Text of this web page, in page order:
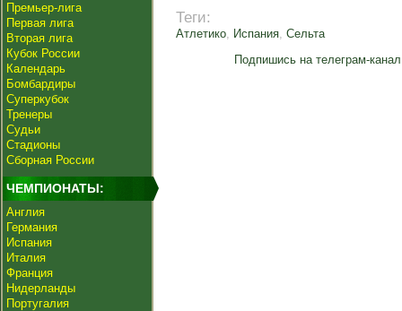
Премьер-лига
Первая лига
Вторая лига
Кубок России
Календарь
Бомбардиры
Суперкубок
Тренеры
Судьи
Стадионы
Сборная России
ЧЕМПИОНАТЫ:
Англия
Германия
Испания
Италия
Франция
Нидерланды
Португалия
Теги:
Атлетико, Испания, Сельта
Подпишись на телеграм-